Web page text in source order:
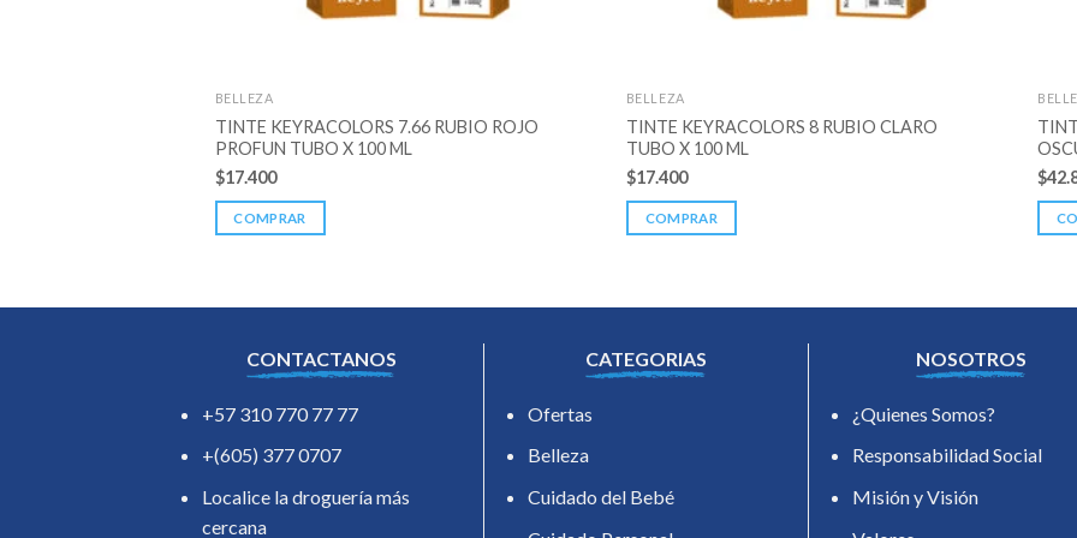
BELLEZA
TINTE KEYRACOLORS 7.66 RUBIO ROJO
PROFUN TUBO X 100 ML
$17.400
COMPRAR
BELLEZA
TINTE KEYRACOLORS 8 RUBIO CLARO
TUBO X 100 ML
$17.400
COMPRAR
$
CONTACTANOS
+57 310 770 77 77
+(605) 377 0707
Localice la droguería más
cercana
CATEGORIAS
Ofertas
Belleza
Cuidado del Bebé
NOSOTROS
¿Quienes Somos?
Responsabilidad Social
Misión y Visión